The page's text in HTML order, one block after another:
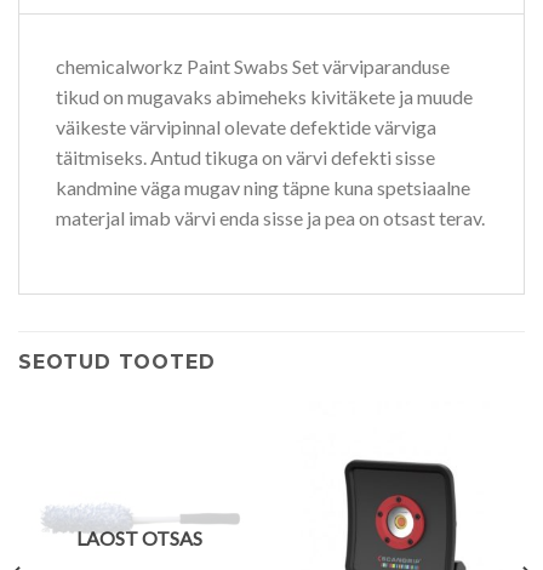
chemicalworkz Paint Swabs Set värviparanduse
tikud on mugavaks abimeheks kivitäkete ja muude
väikeste värvipinnal olevate defektide värviga
täitmiseks. Antud tikuga on värvi defekti sisse
kandmine väga mugav ning täpne kuna spetsiaalne
materjal imab värvi enda sisse ja pea on otsast terav.
SEOTUD TOOTED
LAOST OTSAS